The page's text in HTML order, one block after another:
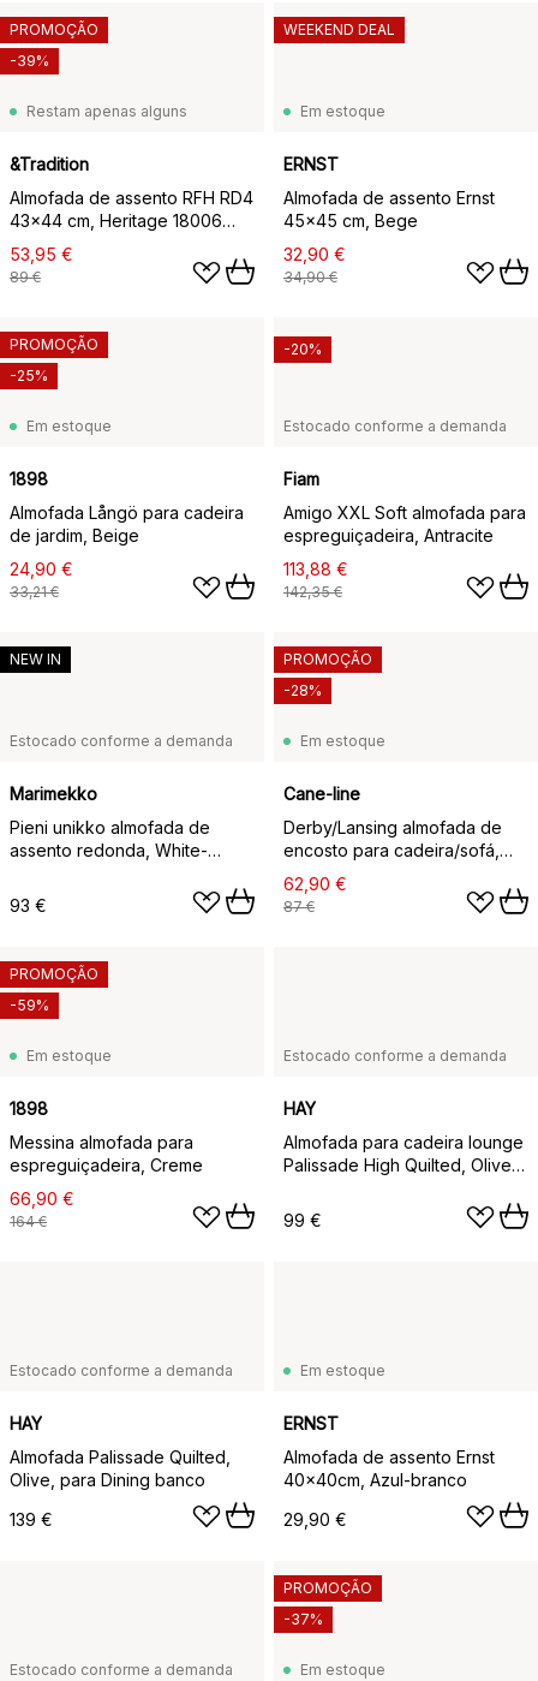
Restam apenas alguns
&Tradition
Almofada de assento RFH RD4
43x44 cm, Heritage 18006
Papyrus
53,95 €
89 €
PROMOÇÃO
-39%
Em estoque
ERNST
Almofada de assento Ernst
45x45 cm, Bege
32,90 €
34,90 €
WEEKEND DEAL
Em estoque
1898
Almofada Långö para cadeira
de jardim, Beige
24,90 €
33,21 €
PROMOÇÃO
-25%
Estocado conforme a demanda
Fiam
Amigo XXL Soft almofada para
espreguiçadeira, Antracite
113,88 €
142,35 €
-20%
Estocado conforme a demanda
Marimekko
Pieni unikko almofada de
assento redonda, White-
brown
93 €
NEW IN
Em estoque
Cane-line
Derby/Lansing almofada de
encosto para cadeira/sofá,
Cana-linha Natté taupe
62,90 €
87 €
PROMOÇÃO
-28%
Em estoque
1898
Messina almofada para
espreguiçadeira, Creme
66,90 €
164 €
PROMOÇÃO
-59%
Estocado conforme a demanda
HAY
Almofada para cadeira lounge
Palissade High Quilted, Olive,
99 €
Estocado conforme a demanda
HAY
Almofada Palissade Quilted,
Olive, para Dining banco
139 €
Em estoque
ERNST
Almofada de assento Ernst
40x40cm, Azul-branco
29,90 €
Estocado conforme a demanda Em estoque
PROMOÇÃO
-37%